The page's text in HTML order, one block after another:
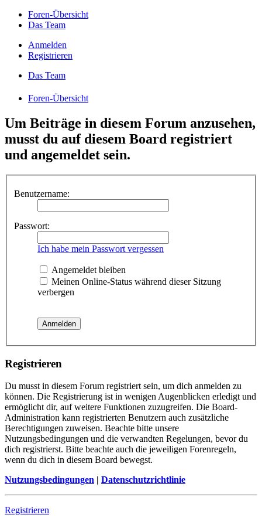
Foren-Übersicht
Das Team
Anmelden
Registrieren
Das Team
Foren-Übersicht
Um Beiträge in diesem Forum anzusehen,
musst du auf diesem Board registriert
und angemeldet sein.
Benutzername:
Passwort:
Ich habe mein Passwort vergessen
Angemeldet bleiben
Meinen Online-Status während dieser Sitzung
verbergen
Registrieren
Du musst in diesem Forum registriert sein, um dich anmelden zu
können. Die Registrierung ist in wenigen Augenblicken erledigt und
ermöglicht dir, auf weitere Funktionen zuzugreifen. Die Board-
Administration kann registrierten Benutzern auch zusätzliche
Berechtigungen zuweisen. Beachte bitte unsere
Nutzungsbedingungen und die verwandten Regelungen, bevor du
dich registrierst. Bitte beachte auch die jeweiligen Forenregeln,
wenn du dich in diesem Board bewegst.
Nutzungsbedingungen | Datenschutzrichtlinie
Registrieren